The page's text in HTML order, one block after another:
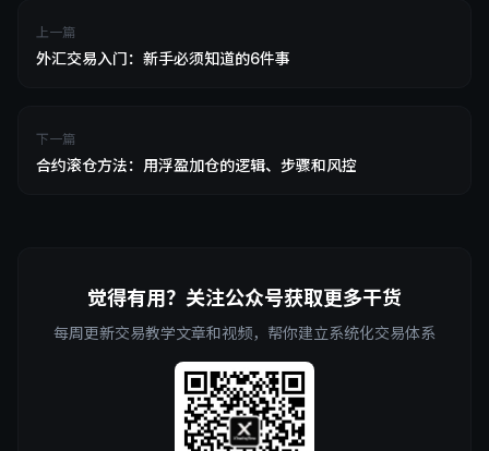
上一篇
外汇交易入门：新手必须知道的6件事
下一篇
合约滚仓方法：用浮盈加仓的逻辑、步骤和风控
觉得有用？关注公众号获取更多干货
每周更新交易教学文章和视频，帮你建立系统化交易体系